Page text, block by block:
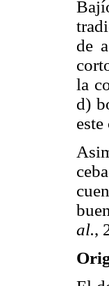
de
la
d)
al.,